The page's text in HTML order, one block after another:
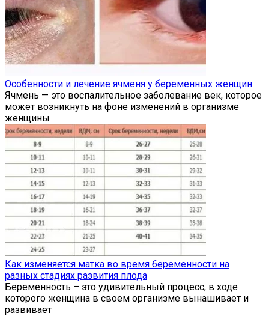
Особенности и лечение ячменя у беременных женщин
Ячмень — это воспалительное заболевание век, которое
может возникнуть на фоне изменений в организме
женщины
Как изменяется матка во время беременности на
разных стадиях развития плода
Беременность – это удивительный процесс, в ходе
которого женщина в своем организме вынашивает и
развивает